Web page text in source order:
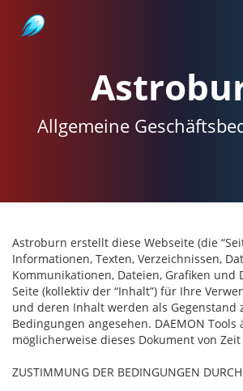
Allgemeine
Astroburn erstellt diese Webseite (die
Informationen, Texten, Verzeichnissen,
Kommunikationen, Dateien, Grafiken und
Seite (kollektiv der “Inhalt”) für Ihre
und deren Inhalt werden als Gegenstand
Bedingungen angesehen. DAEMON Tools
möglicherweise dieses Dokument von Zeit
ZUSTIMMUNG DER BEDINGUNGEN